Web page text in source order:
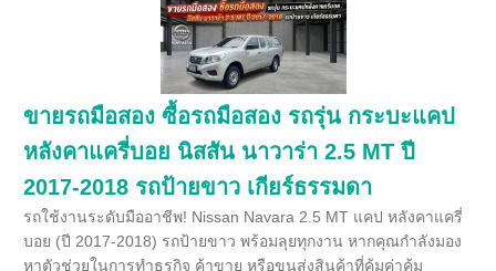
ขายรถมือสอง ซื้อรถมือสอง รถรุ่น กระบะแคป
หลังคาแครี่บอย นิสสัน นาวาร่า 2.5 MT ปี
2017-2018 รถป้ายขาว เกียร์ธรรมดา
รถใช้งานระดับมืออาชีพ! Nissan Navara 2.5 MT แคป หลังคาแครี่
บอย (ปี 2017-2018) รถป้ายขาว พร้อมลุยทุกงาน หากคุณกำลังมอง
หาตัวช่วยในการทำธุรกิจ ค้าขาย หรือขนส่งสินค้าที่คุ้มค่าคุ้ม